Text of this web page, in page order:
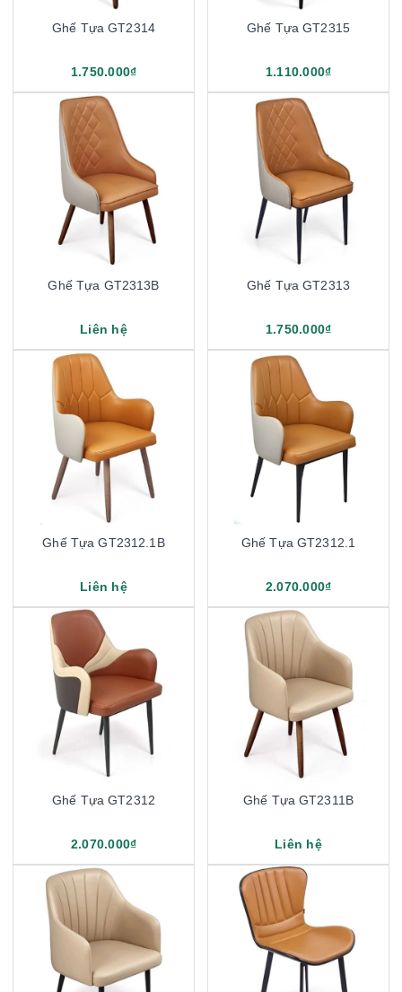
Ghế Tựa GT2314
1.750.000₫
Ghế Tựa GT2315
1.110.000₫
Ghế Tựa GT2313B
Liên hệ
Ghế Tựa GT2313
1.750.000₫
Ghế Tựa GT2312.1B
Liên hệ
Ghế Tựa GT2312.1
2.070.000₫
Ghế Tựa GT2312
2.070.000₫
Ghế Tựa GT2311B
Liên hệ